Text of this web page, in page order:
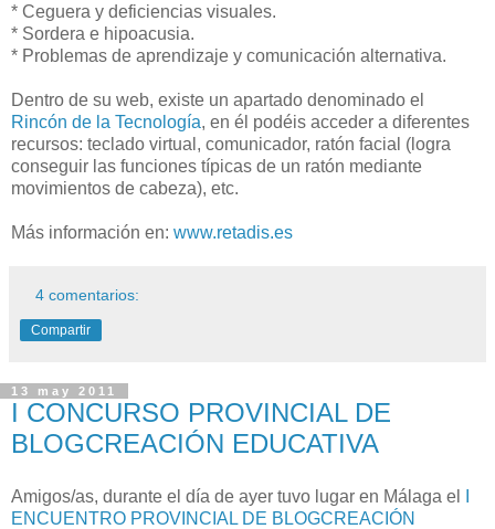
* Ceguera y deficiencias visuales.
* Sordera e hipoacusia.
* Problemas de aprendizaje y comunicación alternativa.
Dentro de su web, existe un apartado denominado el
Rincón de la Tecnología, en él podéis acceder a diferentes
recursos: teclado virtual, comunicador, ratón facial (logra
conseguir las funciones típicas de un ratón mediante
movimientos de cabeza), etc.
Más información en: www.retadis.es
4 comentarios:
Compartir
13 may 2011
I CONCURSO PROVINCIAL DE
BLOGCREACIÓN EDUCATIVA
Amigos/as, durante el día de ayer tuvo lugar en Málaga el
ENCUENTRO PROVINCIAL DE BLOGCREACIÓN